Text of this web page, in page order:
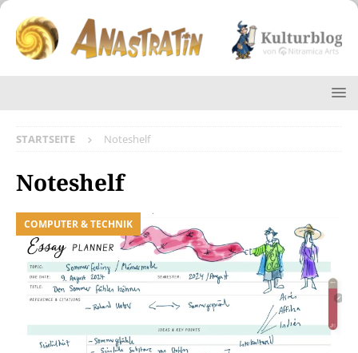
STARTSEITE Noteshelf
Noteshelf
COMPUTER & TECHNIK